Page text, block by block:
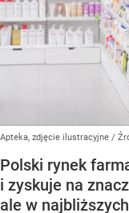
Apteka, zdjęcie ilustracyjne /
Polski rynek
i zyskuje na
ale w